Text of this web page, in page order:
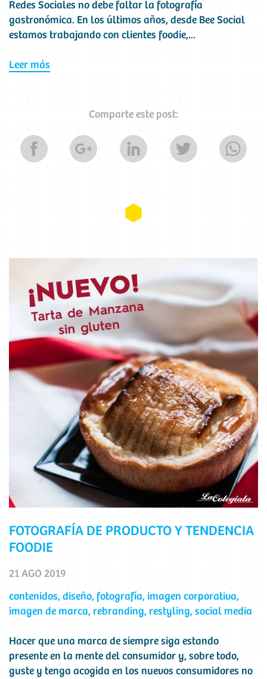
Redes Sociales no debe faltar la fotografía
gastronómica. En los últimos años, desde Bee Social
estamos trabajando con clientes foodie,...
Leer más
Comparte este post:
FOTOGRAFÍA DE PRODUCTO Y TENDENCIA
FOODIE
21 AGO 2019
contenidos, diseño, fotografía, imagen corporativa,
imagen de marca, rebranding, restyling, social media
Hacer que una marca de siempre siga estando
presente en la mente del consumidor y, sobre todo,
guste y tenga acogida en los nuevos consumidores no